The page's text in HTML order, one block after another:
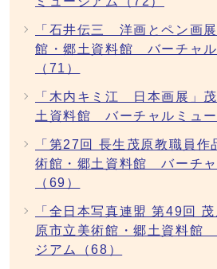
「石井伝三 洋画とペン画
館・郷土資料館 バーチャル
（71）
「木内キミ江 日本画展」
土資料館 バーチャルミュー
「第27回 長生茂原教職員作
術館・郷土資料館 バーチャ
（69）
「全日本写真連盟 第49回
原市立美術館・郷土資料館
ジアム（68）